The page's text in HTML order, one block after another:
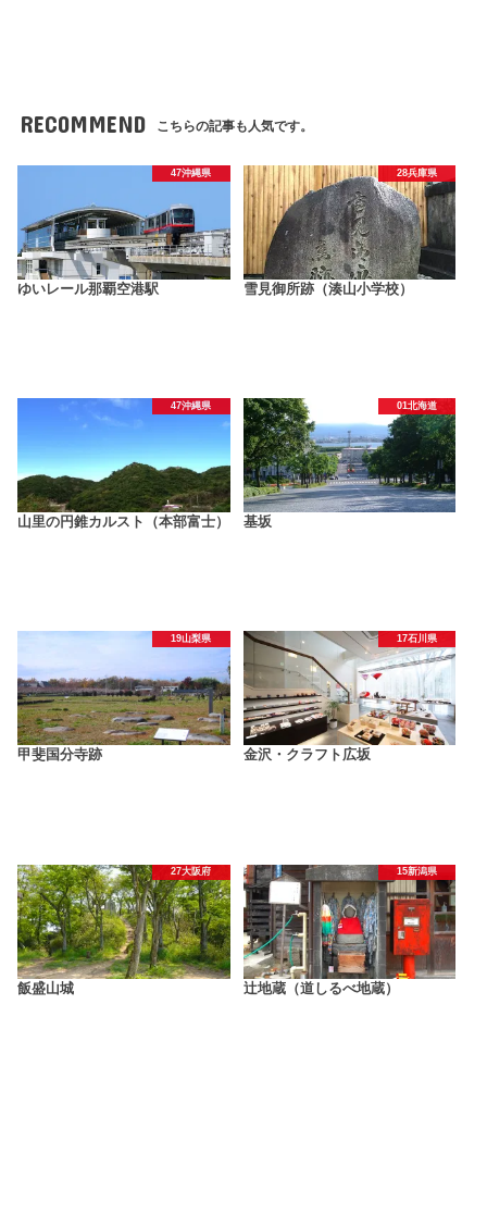
RECOMMEND こちらの記事も人気です。
47沖縄県
ゆいレール那覇空港駅
28兵庫県
雪見御所跡（湊山小学校）
47沖縄県
山里の円錐カルスト（本部富士）
01北海道
基坂
19山梨県
甲斐国分寺跡
17石川県
金沢・クラフト広坂
27大阪府
飯盛山城
15新潟県
辻地蔵（道しるべ地蔵）